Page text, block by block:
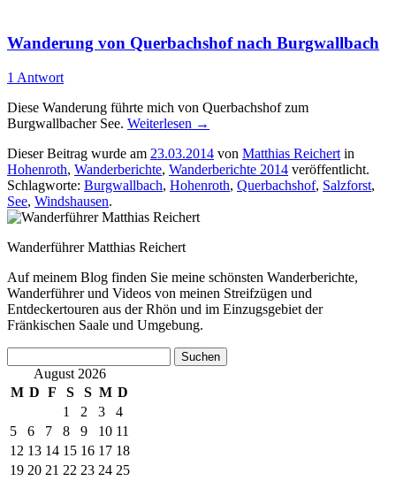
Wanderung von Querbachshof nach Burgwallbach
1 Antwort
Diese Wanderung führte mich von Querbachshof zum
Burgwallbacher See. Weiterlesen →
Dieser Beitrag wurde am 23.03.2014 von Matthias Reichert in
Hohenroth, Wanderberichte, Wanderberichte 2014 veröffentlicht.
Schlagworte: Burgwallbach, Hohenroth, Querbachshof, Salzforst,
See, Windshausen.
Wanderführer Matthias Reichert
Auf meinem Blog finden Sie meine schönsten Wanderberichte,
Wanderführer und Videos von meinen Streifzügen und
Entdeckertouren aus der Rhön und im Einzugsgebiet der
Fränkischen Saale und Umgebung.
nach:August 2026
M D F S S M D
1
2 3
4
5
6 7 8 9 10 11
12 13 14 15 16 17 18
19 20 21 22 23 24 25